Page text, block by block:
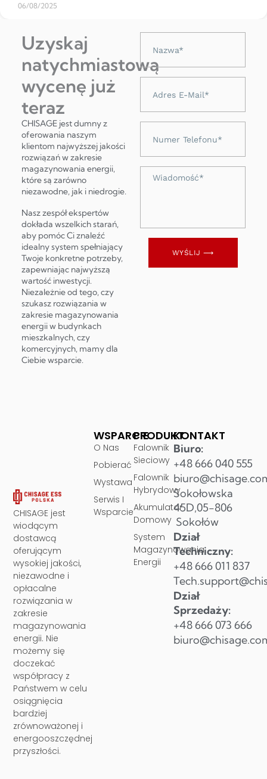
06/08/2025
Uzyskaj
natychmiastową
wycenę już
teraz
CHISAGE jest dumny z
oferowania naszym
klientom najwyższej jakości
rozwiązań w zakresie
magazynowania energii,
które są zarówno
niezawodne, jak i niedrogie.
Nasz zespół ekspertów
dokłada wszelkich starań,
aby pomóc Ci znaleźć
idealny system spełniający
Twoje konkretne potrzeby,
zapewniając najwyższą
wartość inwestycji.
Niezależnie od tego, czy
szukasz rozwiązania w
zakresie magazynowania
energii w budynkach
mieszkalnych, czy
komercyjnych, mamy dla
Ciebie wsparcie.
telefonu
WYŚLIJ ⟶
CHISAGE jest
wiodącym
dostawcą
oferującym
wysokiej jakości,
niezawodne i
opłacalne
rozwiązania w
zakresie
magazynowania
energii. Nie
możemy się
doczekać
współpracy z
Państwem w celu
osiągnięcia
bardziej
zrównoważonej i
energooszczędnej
przyszłości.
PRODUKT
Falownik
Sieciowy
Falownik
Hybrydowy
Akumulator
Domowy
System
Magazynowania
Energii
WSPARCIE
O Nas
Pobierać
Wystawa
Serwis I
Wsparcie
KONTAKT
Biuro:
+48 666 040 555
Sokołowska
45D,05-806
Sokołów
Dział
Techniczny:
+48 666 011 837
Dział
Sprzedaży:
+48 666 073 666